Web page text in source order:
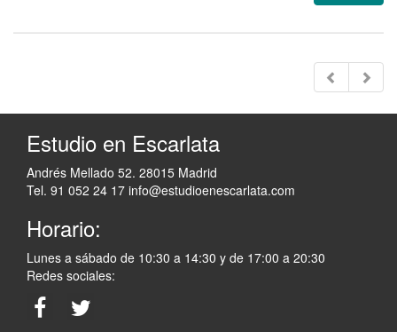
Estudio en Escarlata
Andrés Mellado 52. 28015 Madrid
Tel. 91 052 24 17 info@estudioenescarlata.com
Horario:
Lunes a sábado de 10:30 a 14:30 y de 17:00 a 20:30
Redes sociales: